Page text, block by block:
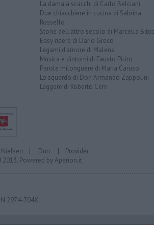
La dama a scacchi di Carlo Belciani
Due chiacchiere in cucina di Sabrina
Rossello
Storie dell'altro secolo di Marcella
Easy ridere di Dario Greco
Legami d'amore di Malena ...
Musica e dintorni di Fausto Pirìto
Parole milonguere di Maria Caruso
Lo sguardo di Don Armando Zappolini
Leggere di Roberto Cerri
Nielsen | Durc | Provider
Powered byAperion.it
2974-704X